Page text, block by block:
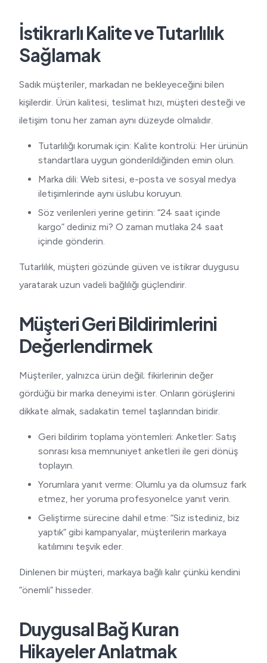
İstikrarlı Kalite ve Tutarlılık
Sağlamak
Sadık müşteriler, markadan ne bekleyeceğini bilen
kişilerdir. Ürün kalitesi, teslimat hızı, müşteri desteği ve
iletişim tonu her zaman aynı düzeyde olmalıdır.
Tutarlılığı korumak için: Kalite kontrolü: Her ürünün
standartlara uygun gönderildiğinden emin olun.
Marka dili: Web sitesi, e-posta ve sosyal medya
iletişimlerinde aynı üslubu koruyun.
Söz verilenleri yerine getirin: “24 saat içinde
kargo” dediniz mi? O zaman mutlaka 24 saat
içinde gönderin.
Tutarlılık, müşteri gözünde güven ve istikrar duygusu
yaratarak uzun vadeli bağlılığı güçlendirir.
Müşteri Geri Bildirimlerini
Değerlendirmek
Müşteriler, yalnızca ürün değil; fikirlerinin değer
gördüğü bir marka deneyimi ister. Onların görüşlerini
dikkate almak, sadakatin temel taşlarından biridir.
Geri bildirim toplama yöntemleri: Anketler: Satış
sonrası kısa memnuniyet anketleri ile geri dönüş
toplayın.
Yorumlara yanıt verme: Olumlu ya da olumsuz fark
etmez, her yoruma profesyonelce yanıt verin.
Geliştirme sürecine dahil etme: “Siz istediniz, biz
yaptık” gibi kampanyalar, müşterilerin markaya
katılımını teşvik eder.
Dinlenen bir müşteri, markaya bağlı kalır çünkü kendini
“önemli” hisseder.
Duygusal Bağ Kuran
Hikayeler Anlatmak